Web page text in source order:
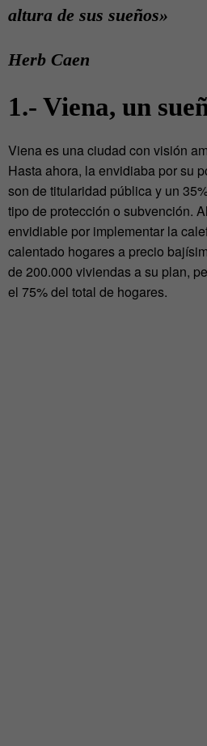
altura de sus sueños»
Herb Caen
1.- Viena, un
Viena es una ciudad con visión
Hasta ahora, la envidiaba por su
son de titularidad pública y un
tipo de protección o subvención.
envidiable por implementar la
calentado hogares a precio
de 200.000 viviendas a su plan,
el 75% del total de hogares.